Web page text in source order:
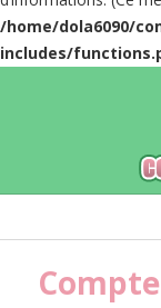
/home/dola6090/
includes/